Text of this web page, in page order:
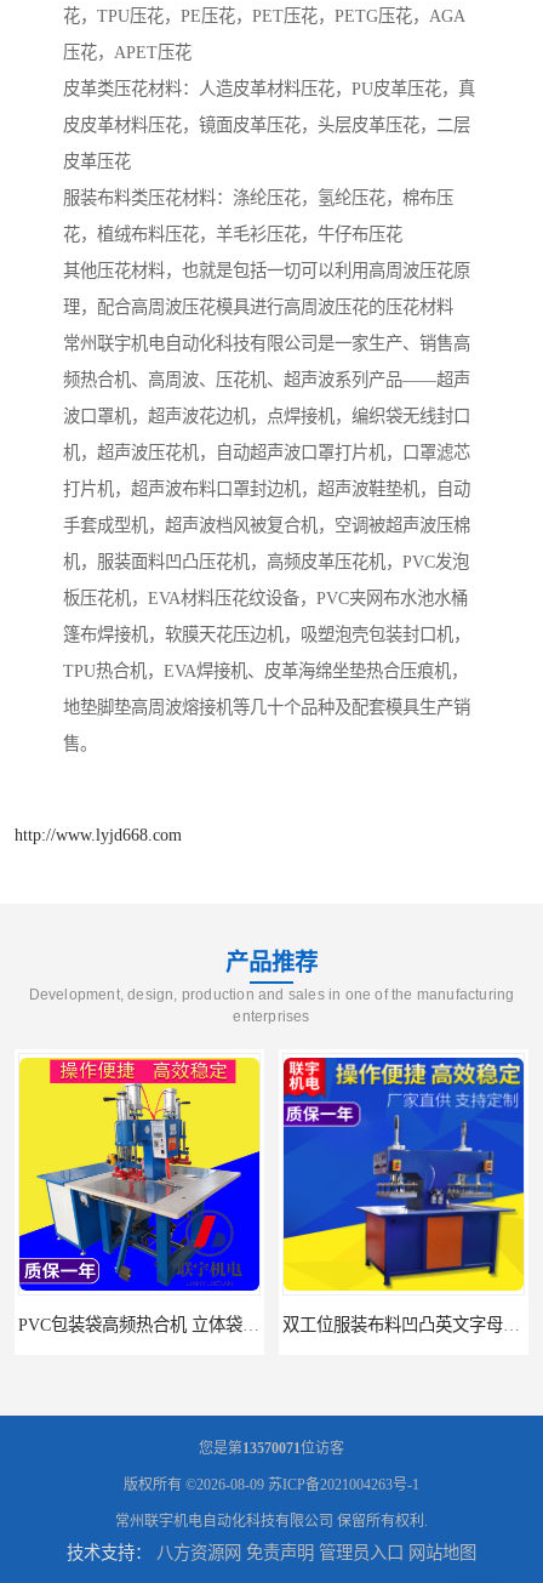
花，TPU压花，PE压花，PET压花，PETG压花，AGA
压花，APET压花
皮革类压花材料：人造皮革材料压花，PU皮革压花，真
皮皮革材料压花，镜面皮革压花，头层皮革压花，二层
皮革压花
服装布料类压花材料：涤纶压花，氢纶压花，棉布压
花，植绒布料压花，羊毛衫压花，牛仔布压花
其他压花材料，也就是包括一切可以利用高周波压花原
理，配合高周波压花模具进行高周波压花的压花材料
常州联宇机电自动化科技有限公司是一家生产、销售高
频热合机、高周波、压花机、超声波系列产品——超声
波口罩机，超声波花边机，点焊接机，编织袋无线封口
机，超声波压花机，自动超声波口罩打片机，口罩滤芯
打片机，超声波布料口罩封边机，超声波鞋垫机，自动
手套成型机，超声波档风被复合机，空调被超声波压棉
机，服装面料凹凸压花机，高频皮革压花机，PVC发泡
板压花机，EVA材料压花纹设备，PVC夹网布水池水桶
篷布焊接机，软膜天花压边机，吸塑泡壳包装封口机，
TPU热合机，EVA焊接机、皮革海绵坐垫热合压痕机，
地垫脚垫高周波熔接机等几十个品种及配套模具生产销
售。
http://www.lyjd668.com
产品推荐
Development, design, production and sales in one of the manufacturing
enterprises
您是第13570071位访客
版权所有 ©2026-08-09 苏ICP备2021004263号-1
常州联宇机电自动化科技有限公司 保留所有权利.
技术支持： 八方资源网 免责声明 管理员入口 网站地图